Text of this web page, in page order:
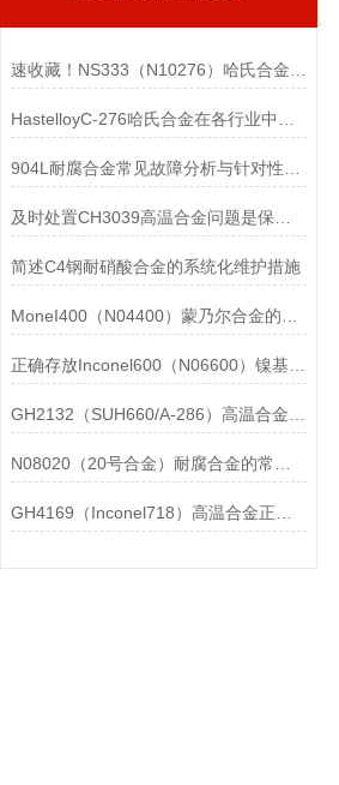
简述C4钢耐硝酸合金的系统化维护措施
正确存放Inconel600（N06600）镍基合金的重要性介绍